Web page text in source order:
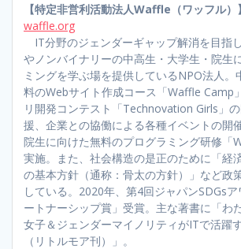
【特定非営利活動法人Waffle（ワッフル）】
waffle.org
IT分野のジェンダーギャップ解消を目指
やノンバイナリーの中高生・大学生・院生
ミングを学ぶ場を提供しているNPO法人。
料のWebサイト作成コース「Waffle Camp
リ開発コンテスト「Technovation Girls」
援、企業との協働による各種イベントの開
院生に向けた無料のプログラミング研修「
実施。また、社会構造の是正のために「経
の基本方針（通称：骨太の方針）」など政
している。2020年、第4回ジャパンSDGs
ートナーシップ賞」受賞。主な著書に「わ
女子＆ジェンダーマイノリティがITで活躍
（リトルモア刊）」。